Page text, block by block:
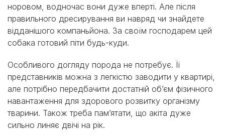
норовом, водночас вони дуже вперті. Але після
правильного дресирування ви навряд чи знайдете
відданішого компаньйона. За своїм господарем цей
собака готовий піти будь-куди.
Особливого догляду порода не потребує. Її
представників можна з легкістю заводити у квартирі,
але потрібно передбачити достатній об’єм фізичного
навантаження для здорового розвитку організму
тварини. Також треба пам’ятати, що акіта дуже
сильно линяє двічі на рік.